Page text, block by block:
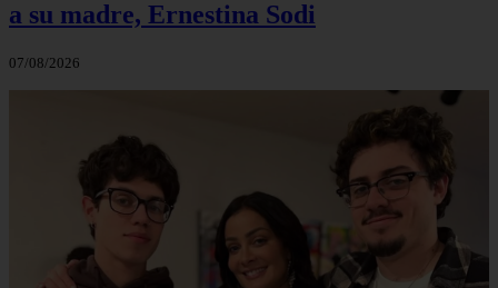
a su madre, Ernestina Sodi
07/08/2026